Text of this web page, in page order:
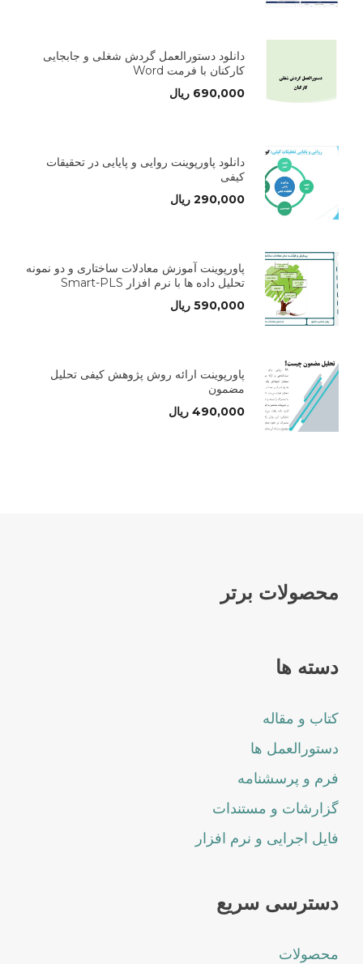
دانلود دستورالعمل گردش شغلی و جابجایی
کارکنان با فرمت Word
690,000 ریال
دانلود پاورپوینت روایی و پایایی در تحقیقات
کیفی
290,000 ریال
پاورپوینت آموزش معادلات ساختاری و دو نمونه
تحلیل داده ها با نرم افزار Smart-PLS
590,000 ریال
پاورپوینت ارائه روش پژوهش کیفی تحلیل
مضمون
490,000 ریال
محصولات برتر
دسته ها
کتاب و مقاله
دستورالعمل ها
فرم و پرسشنامه
گزارشات و مستندات
فایل اجرایی و نرم افزار
دسترسی سریع
محصولات